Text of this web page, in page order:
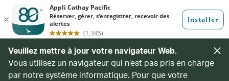
Veuillez mettre à jour votre navigateur Web.
Vous utilisez un navigateur qui n’est pas pris en charge
par notre système informatique. Pour que votre